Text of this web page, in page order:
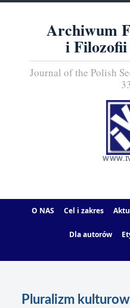
Archiwum
i Filozofii
Journal of the Polish
O NAS Cel i zakres
Dla autorów
Pluralizm